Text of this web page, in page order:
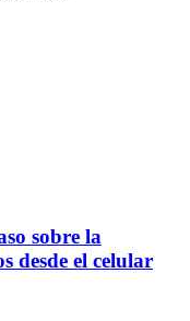
sobre la
desde el celular